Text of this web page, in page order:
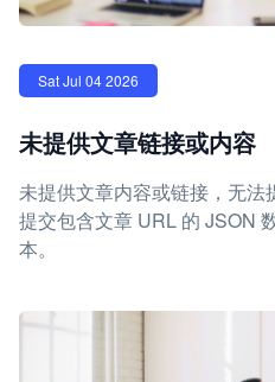
Sat Jul 04 2026
未提供文章链接或内容
未提供文章内容或链接，无法
提交包含文章 URL 的 JSON
本。